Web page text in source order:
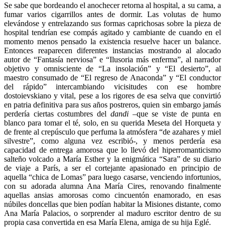
Se sabe que bordeando el anochecer retorna al hospital, a su cama, a
fumar varios cigarrillos antes de dormir. Las volutas de humo
elevándose y entrelazando sus formas caprichosas sobre la pieza de
hospital tendrían ese compás agitado y cambiante de cuando en el
momento menos pensado la existencia resuelve hacer un balance.
Entonces reaparecen diferentes instancias mostrando al alocado
autor de “Fantasía nerviosa” e “Ilusoria más enferma”, al narrador
objetivo y omnisciente de “La insolación” y “El desierto”, al
maestro consumado de “El regreso de Anaconda” y “El conductor
del rápido” intercambiando vicisitudes con ese hombre
dostoievskiano y vital, pese a los rigores de esa selva que convirtió
en patria definitiva para sus años postreros, quien sin embargo jamás
perdería ciertas costumbres del dandi–que se viste de punta en
blanco para tomar el té, solo, en su querida Meseta del Horqueta y
de frente al crepúsculo que perfuma la atmósfera “de azahares y miel
silvestre”, como alguna vez escribió-, y menos perdería esa
capacidad de entrega amorosa que lo llevó del hiperromanticismo
salteño volcado a María Esther y la enigmática “Sara” de su diario
de viaje a París, a ser el cortejante apasionado en principio de
aquella “chica de Lomas” para luego casarse, venciendo infortunios,
con su adorada alumna Ana María Cires, renovando finalmente
aquellas ansias amorosas como cincuentón enamorado, en esas
núbiles doncellas que bien podían habitar la Misiones distante, como
Ana María Palacios, o sorprender al maduro escritor dentro de su
propia casa convertida en esa María Elena, amiga de su hija Eglé.